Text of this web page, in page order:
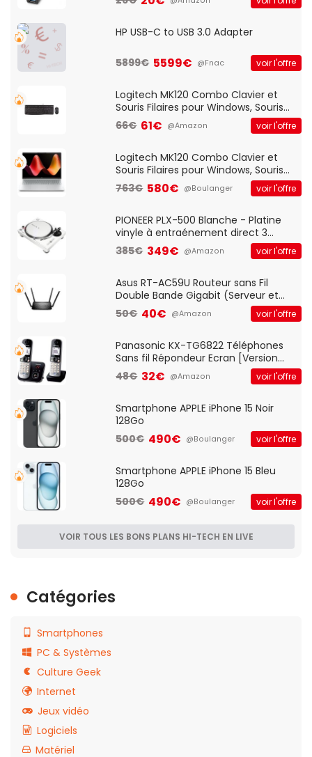
HP USB-C to USB 3.0 Adapter
5899€ 5599€ @Fnac voir l'offre
Logitech MK120 Combo Clavier et
Souris Filaires pour Windows, Souris
Optique Filaire, Connexion USB Plug
And Play, Confortable, Taille
QWERTY UK - Noir
66€ 61€ @Amazon voir l'offre
Logitech MK120 Combo Clavier et
Souris Filaires pour Windows, Souris
Optique Filaire, Connexion USB Plug
And Play, Confortable, Taille
QWERTY UK - Noir
763€ 580€ @Boulanger voir l'offre
PIONEER PLX-500 Blanche - Platine
vinyle à entraénement direct 3
vitesses (33-45-78 trs/min) avec
pre-ampli intégré et port USB
385€ 349€ @Amazon voir l'offre
Asus RT-AC59U Routeur sans Fil
Double Bande Gigabit (Serveur et
Client VPN, Triple Vlan, Mode Point
d'accès et Bridge, contrôle Parental,
50€ 40€ @Amazon voir l'offre
Panasonic KX-TG6822 Téléphones
Sans fil Répondeur Ecran [Version
Française]
48€ 32€ @Amazon voir l'offre
Smartphone APPLE iPhone 15 Noir
128Go
500€ 490€ @Boulanger voir l'offre
Smartphone APPLE iPhone 15 Bleu
128Go
500€ 490€ @Boulanger voir l'offre
VOIR TOUS LES BONS PLANS HI-TECH EN LIVE
Catégories
Smartphones
PC & Systèmes
Culture Geek
Internet
Jeux vidéo
Logiciels
Matériel